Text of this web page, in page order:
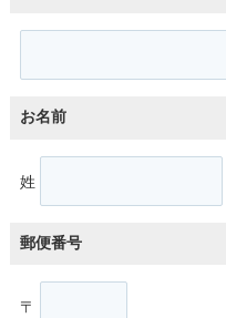
お名前
姓
郵便番号
〒